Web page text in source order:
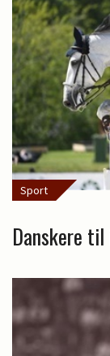
Sport
Danskere